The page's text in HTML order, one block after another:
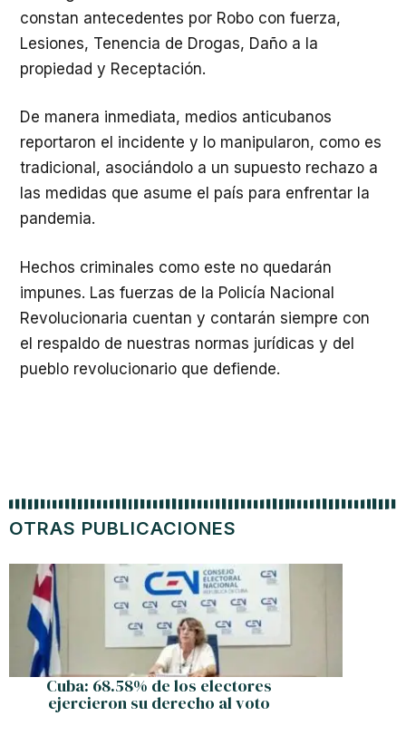
constan antecedentes por Robo con fuerza,
Lesiones, Tenencia de Drogas, Daño a la
propiedad y Receptación.
De manera inmediata, medios anticubanos
reportaron el incidente y lo manipularon, como es
tradicional, asociándolo a un supuesto rechazo a
las medidas que asume el país para enfrentar la
pandemia.
Hechos criminales como este no quedarán
impunes. Las fuerzas de la Policía Nacional
Revolucionaria cuentan y contarán siempre con
el respaldo de nuestras normas jurídicas y del
pueblo revolucionario que defiende.
OTRAS PUBLICACIONES
Cuba: 68.58% de los electores
ejercieron su derecho al voto